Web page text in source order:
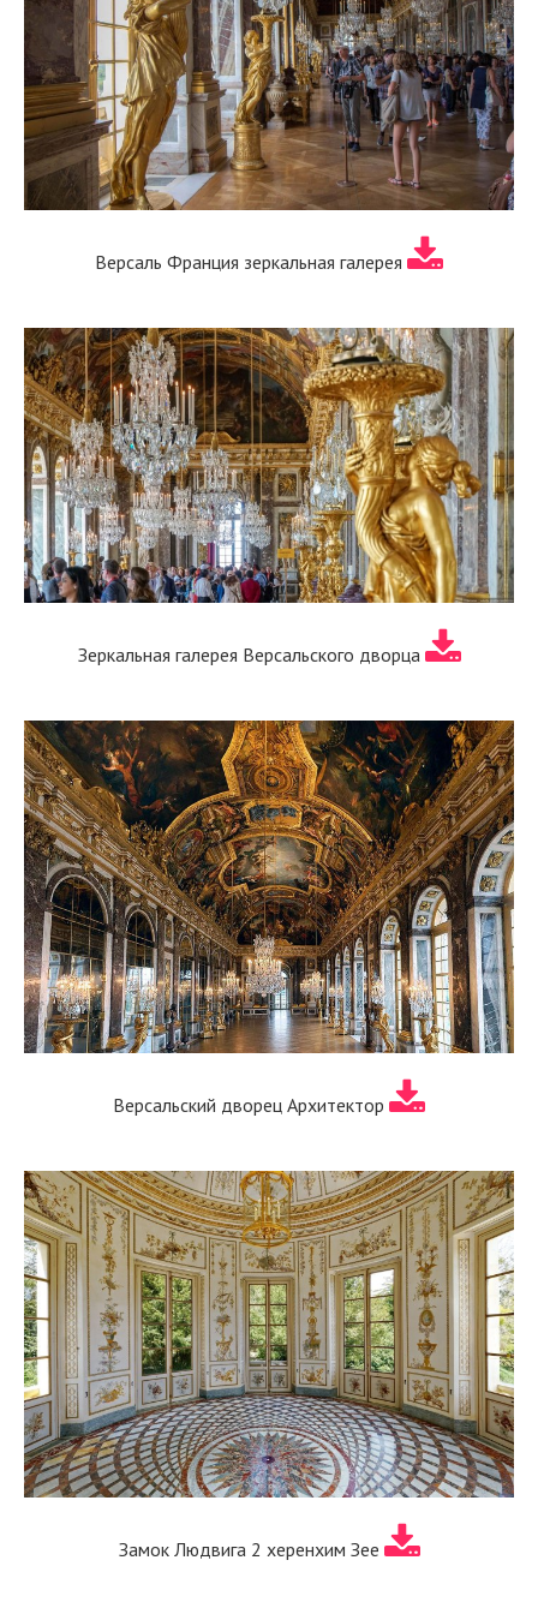
Версаль Франция зеркальная галерея
Зеркальная галерея Версальского дворца
Версальский дворец Архитектор
Замок Людвига 2 херенхим Зее